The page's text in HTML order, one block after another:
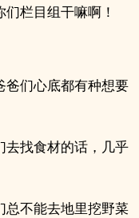
栏目组干嘛啊！
爸们心底都有种想要
去找食材的话，几乎
总不能去地里挖野菜